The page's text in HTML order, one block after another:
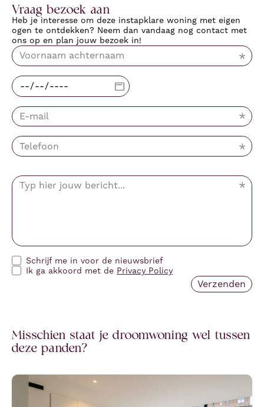
Vraag bezoek aan
Heb je interesse om deze instapklare woning met eigen
ogen te ontdekken? Neem dan vandaag nog contact met
ons op en plan jouw bezoek in!
Schrijf me in voor de nieuwsbrief
Ik ga akkoord met de Privacy Policy
Misschien staat je droomwoning wel tussen
deze panden?